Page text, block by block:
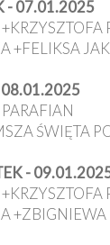
- 07.01.2025
+FELIKSA
08.01.2025
ŚWIĘTA
-